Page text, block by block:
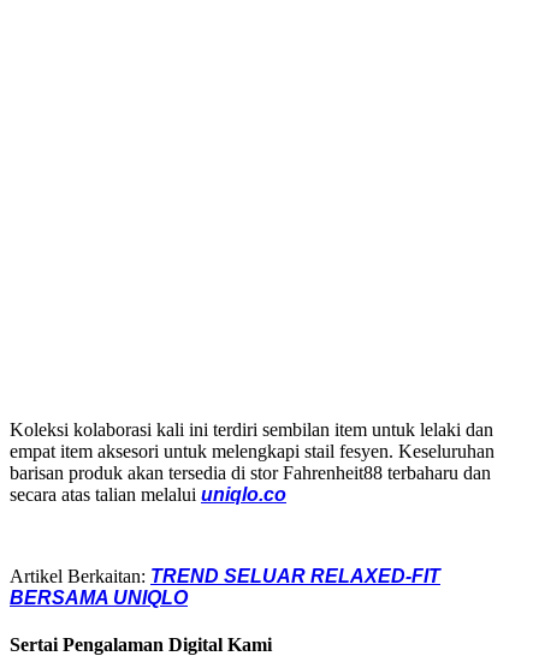
Koleksi kolaborasi kali ini terdiri sembilan item untuk lelaki dan
empat item aksesori untuk melengkapi stail fesyen. Keseluruhan
barisan produk akan tersedia di stor Fahrenheit88 terbaharu dan
secara atas talian melalui uniqlo.co
Artikel Berkaitan: TREND SELUAR RELAXED-FIT
BERSAMA UNIQLO
Sertai Pengalaman Digital Kami